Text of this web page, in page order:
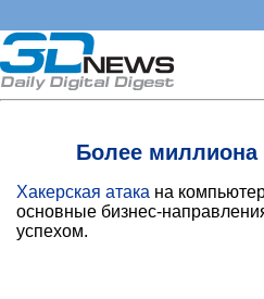
Более миллиона
Хакерская атака на
основные бизнес-
успехом.